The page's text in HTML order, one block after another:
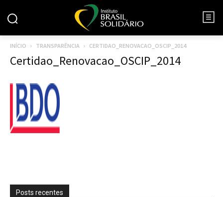
INÍCIO TRANSPARÊNCIA CERTIDAO_RENOVACAO_OSCIP_2014
Certidao_Renovacao_OSCIP_2014
Posts recentes